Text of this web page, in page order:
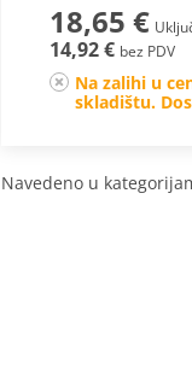
18,65 €
14,92 € bez PDV
Na zalihi u
skladištu.
Navedeno u